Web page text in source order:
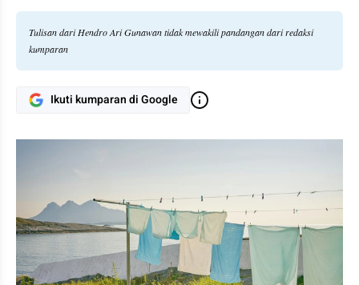
Tulisan dari Hendro Ari Gunawan tidak mewakili pandangan dari redaksi
kumparan
Ikuti kumparan di Google